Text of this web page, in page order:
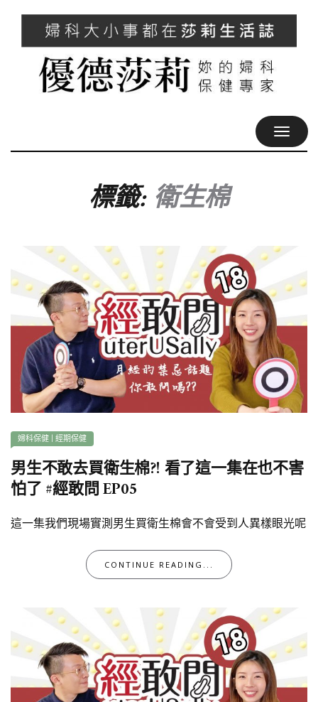
標籤:衛生棉
婦科保健 經期保健
男生不敢去買衛生棉?! 看了這一集在也不害
怕了 #經敢問 EP05
這一集我們現場實測男生買衛生棉會不會受到人異樣眼光呢
CONTINUE READING...